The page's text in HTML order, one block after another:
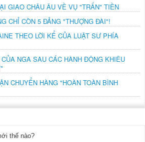
GIAO CHÂU ÂU VỀ VỤ "TRẤN" TIỀN
CHỈ CÒN 5 ĐẢNG "THƯỢNG ĐÀI"!
THEO LỜI KỂ CỦA LUẬT SƯ PHÍA
NGA SAU CÁC HÀNH ĐỘNG KHIÊU
CHUYỂN HÀNG "HOÀN TOÀN BÌNH
thế nào?